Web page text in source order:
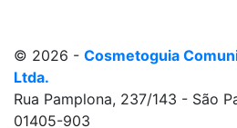
© 2026 - Cosmetoguia
Ltda.
Rua Pamplona, 237/143 - São
01405-903